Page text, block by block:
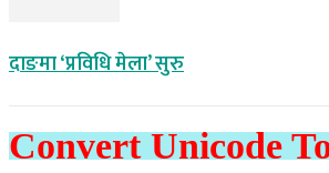
दाङमा ‘प्रविधि मेला’ सुरु
Convert Unicode